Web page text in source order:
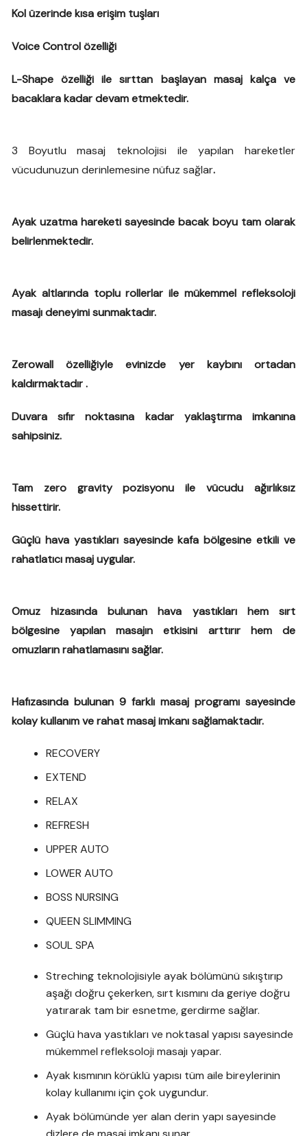
Kol üzerinde kısa erişim tuşları
Voice Control özelliği
L-Shape özelliği ile sırttan başlayan masaj kalça ve
bacaklara kadar devam etmektedir.
3 Boyutlu masaj teknolojisi ile yapılan hareketler
vücudunuzun derinlemesine nüfuz sağlar.
Ayak uzatma hareketi sayesinde bacak boyu tam olarak
belirlenmektedir.
Ayak altlarında toplu rollerlar ile mükemmel refleksoloji
masajı deneyimi sunmaktadır.
Zerowall özelliğiyle evinizde yer kaybını ortadan
kaldırmaktadır .
Duvara sıfır noktasına kadar yaklaştırma imkanına
sahipsiniz.
Tam zero gravity pozisyonu ile vücudu ağırlıksız
hissettirir.
Güçlü hava yastıkları sayesinde kafa bölgesine etkili ve
rahatlatıcı masaj uygular.
Omuz hizasında bulunan hava yastıkları hem sırt
bölgesine yapılan masajın etkisini arttırır hem de
omuzların rahatlamasını sağlar.
Hafızasında bulunan 9 farklı masaj programı sayesinde
kolay kullanım ve rahat masaj imkanı sağlamaktadır.
RECOVERY
EXTEND
RELAX
REFRESH
UPPER AUTO
LOWER AUTO
BOSS NURSING
QUEEN SLIMMING
SOUL SPA
Streching teknolojisiyle ayak bölümünü sıkıştırıp
aşağı doğru çekerken, sırt kısmını da geriye doğru
yatırarak tam bir esnetme, gerdirme sağlar.
Güçlü hava yastıkları ve noktasal yapısı sayesinde
mükemmel refleksoloji masajı yapar.
Ayak kısmının körüklü yapısı tüm aile bireylerinin
kolay kullanımı için çok uygundur.
Ayak bölümünde yer alan derin yapı sayesinde